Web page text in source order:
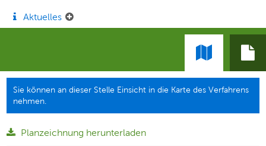
Aktuelles
Sie können an dieser Stelle Einsicht in die Karte des Verfahrens
nehmen.
Planzeichnung herunterladen